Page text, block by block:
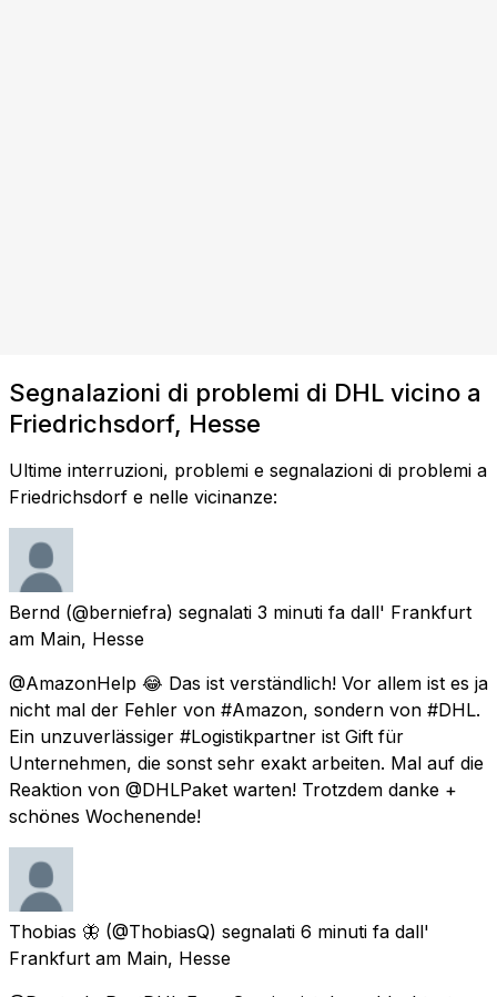
Segnalazioni di problemi di DHL vicino a
Friedrichsdorf, Hesse
Ultime interruzioni, problemi e segnalazioni di problemi a
Friedrichsdorf e nelle vicinanze:
Bernd (@berniefra) segnalati 3 minuti fa dall' Frankfurt
am Main, Hesse
@AmazonHelp 😂 Das ist verständlich! Vor allem ist es ja
nicht mal der Fehler von #Amazon, sondern von #DHL.
Ein unzuverlässiger #Logistikpartner ist Gift für
Unternehmen, die sonst sehr exakt arbeiten. Mal auf die
Reaktion von @DHLPaket warten! Trotzdem danke +
schönes Wochenende!
Thobias 🦋 (@ThobiasQ) segnalati 6 minuti fa dall'
Frankfurt am Main, Hesse